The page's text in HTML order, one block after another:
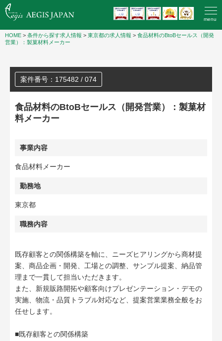
menu
HOME > 条件から探す求人情報 > 東京都の求人情報 > 食品材料のBtoBセールス（開発
営業）：製菓材料メーカー
案件番号：175482 / 074
食品材料のBtoBセールス（開発営業）：製菓材
料メーカー
事業内容
食品材料メーカー
勤務地
東京都
職務内容
既存顧客との関係構築を軸に、ニーズヒアリングから商材提
案、商品企画・開発、工場との調整、サンプル提案、納品管
理まで一貫して担当いただきます。
また、新規販路開拓や顧客向けプレゼンテーション・デモの
実施、物流・品質トラブル対応など、提案営業業務全般をお
任せします。
■既存顧客との関係構築